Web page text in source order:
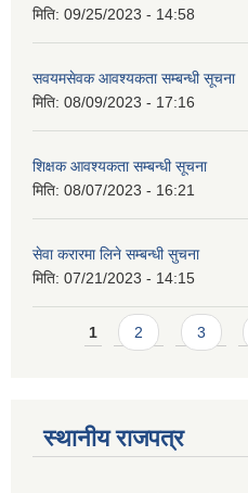
मिति: 09/25/2023 - 14:58
सवयमसेवक आवश्यकता सम्बन्धी सूचना
मिति: 08/09/2023 - 17:16
शिक्षक आवश्यकता सम्बन्धी सूचना
मिति: 08/07/2023 - 16:21
सेवा करारमा लिने सम्बन्धी सुचना
मिति: 07/21/2023 - 14:15
Pages
1 2 3
स्थानीय राजपत्र